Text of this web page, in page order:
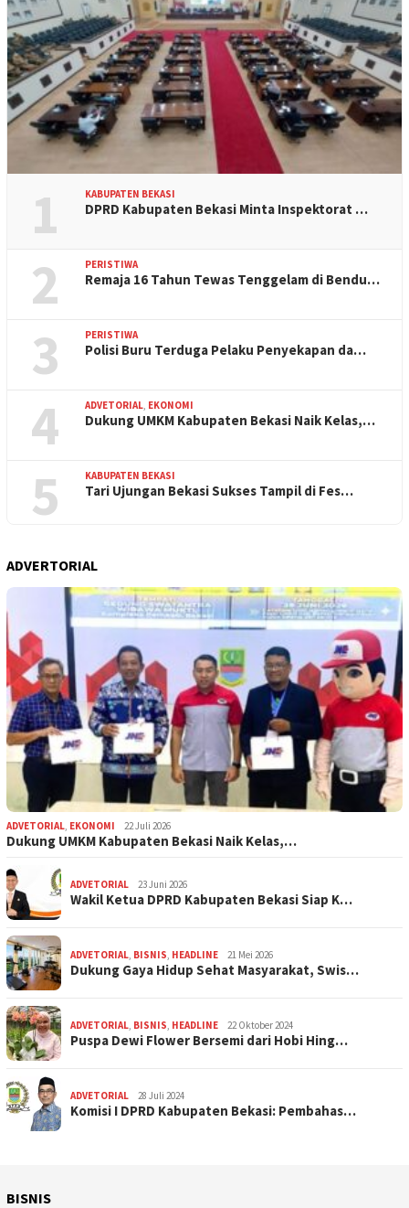
1 KABUPATEN BEKASI
DPRD Kabupaten Bekasi Minta Inspektorat …
2 PERISTIWA
Remaja 16 Tahun Tewas Tenggelam di Bendu…
3 PERISTIWA
Polisi Buru Terduga Pelaku Penyekapan da…
4 ADVETORIAL, EKONOMI
Dukung UMKM Kabupaten Bekasi Naik Kelas,…
5 KABUPATEN BEKASI
Tari Ujungan Bekasi Sukses Tampil di Fes…
ADVERTORIAL
ADVETORIAL, EKONOMI 22 Juli 2026
Dukung UMKM Kabupaten Bekasi Naik Kelas,…
ADVETORIAL 23 Juni 2026
Wakil Ketua DPRD Kabupaten Bekasi Siap K…
ADVETORIAL, BISNIS, HEADLINE 21 Mei 2026
Dukung Gaya Hidup Sehat Masyarakat, Swis…
ADVETORIAL, BISNIS, HEADLINE 22 Oktober 2024
Puspa Dewi Flower Bersemi dari Hobi Hing…
ADVETORIAL 28 Juli 2024
Komisi I DPRD Kabupaten Bekasi: Pembahas…
BISNIS